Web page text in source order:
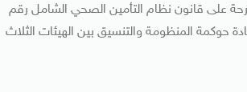
على قانون نظام التأمين الصحي الشامل رقم
حوكمة المنظومة والتنسيق بين الهيئات الثلاث